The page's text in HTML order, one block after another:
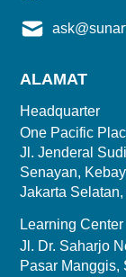
ALAMAT
Headquarter
One Pacific
Jl. Jenderal
Senayan,
Jakarta
Learning Center
Jl. Dr. Saharjo
Pasar Manggis,